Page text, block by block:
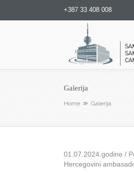
+387 33 408 008
Samostalni
Galerija
Home Galerija
01.07.2024.godine /
Hercegovini